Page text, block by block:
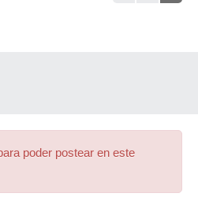
poder postear en este